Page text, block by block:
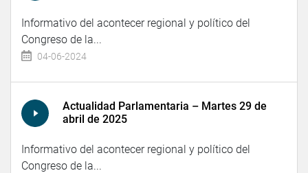
Informativo del acontecer regional y político del
Congreso de la...
04-06-2024
Actualidad Parlamentaria – Martes 29 de
abril de 2025
Informativo del acontecer regional y político del
Congreso de la...